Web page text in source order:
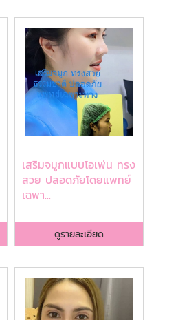
เสริมจมูกแบบโอเพ่น ทรง
สวย ปลอดภัยโดยแพทย์
เฉพา...
ดูรายละเอียด